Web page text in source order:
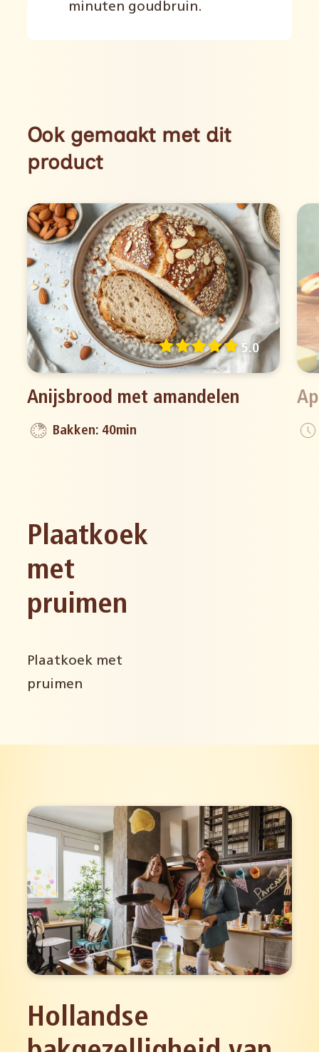
minuten goudbruin.
Ook gemaakt met dit
product
Anijsbrood met amandelen
Bakken: 40min
5.0
Plaatkoek
met
pruimen
Plaatkoek met
pruimen
Hollandse